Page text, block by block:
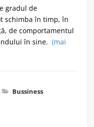
gradul de
schimba în timp, în
de comportamentul
în sine. (mai
Bussiness